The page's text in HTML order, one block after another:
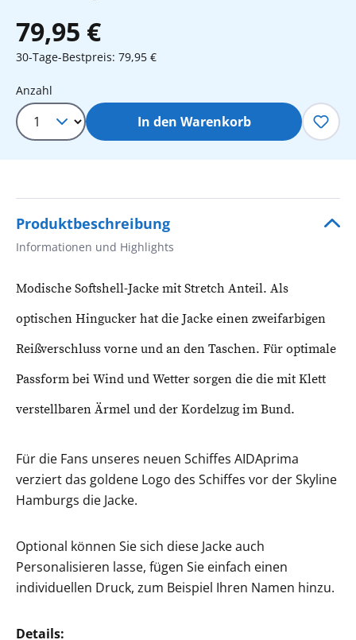
79,95 €
30-Tage-Bestpreis: 79,95 €
Produkt Anzahl: Gib den
Anzahl
In den Warenkorb
Produktbeschreibung
Informationen und Highlights
Modische Softshell-Jacke mit Stretch Anteil. Als
optischen Hingucker hat die Jacke einen zweifarbigen
Reißverschluss vorne und an den Taschen. Für optimale
Passform bei Wind und Wetter sorgen die die mit Klett
verstellbaren Ärmel und der Kordelzug im Bund.
Für die Fans unseres neuen Schiffes AIDAprima
verziert das goldene Logo des Schiffes vor der Skyline
Hamburgs die Jacke.
Optional können Sie sich diese Jacke auch
Personalisieren lasse, fügen Sie einfach einen
individuellen Druck, zum Beispiel Ihren Namen hinzu.
Details: